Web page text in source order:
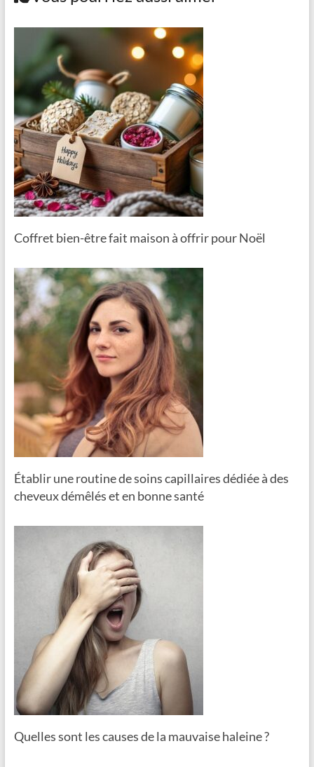
Coffret bien-être fait maison à offrir pour Noël
Établir une routine de soins capillaires dédiée à des
cheveux démêlés et en bonne santé
Quelles sont les causes de la mauvaise haleine ?